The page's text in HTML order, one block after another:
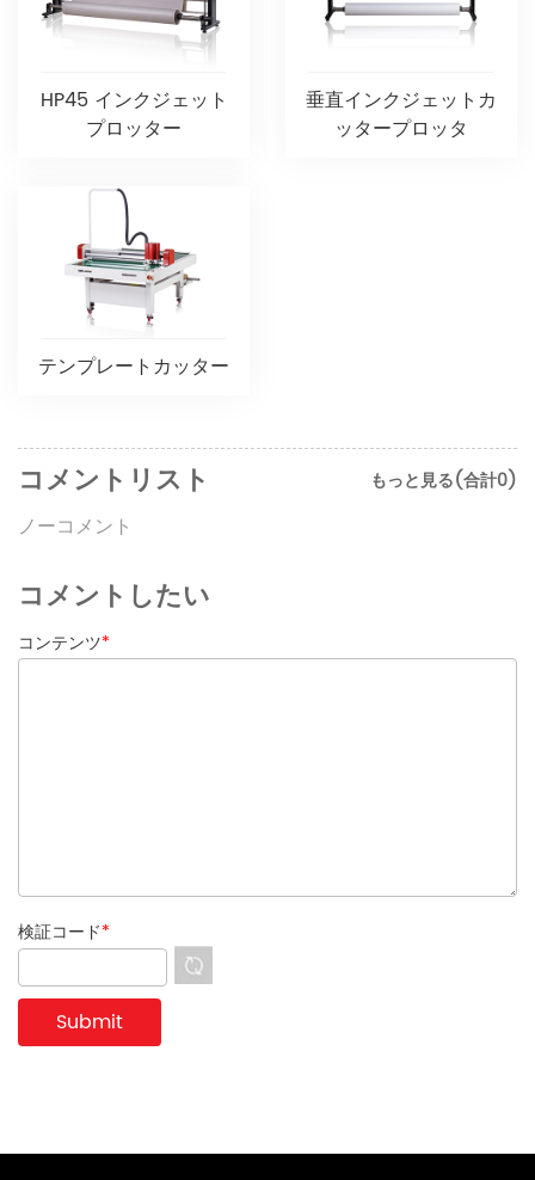
HP45 インクジェット
プロッター
垂直インクジェットカ
ッタープロッタ
テンプレートカッター
もっと見る(合計0)
コメントリスト
ノーコメント
コメントしたい
コンテンツ*
検証コード*